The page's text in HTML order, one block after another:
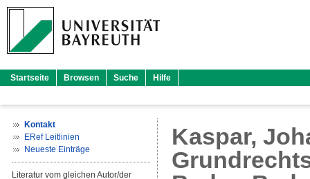
Startseite Browsen Suche Hilfe
Kontakt
ERef Leitlinien
Neueste Einträge
Literatur vom gleichen Autor/der
Kaspar,